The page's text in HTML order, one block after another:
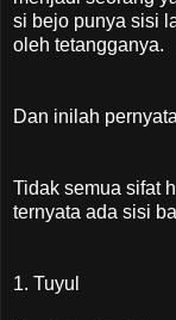
si bejo punya sisi
oleh tetangganya.
Dan inilah
Tidak semua sifat
ternyata ada sisi
1. Tuyul